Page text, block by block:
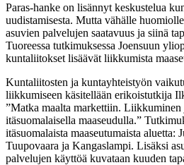
Paras-hanke on lisännyt keskustelua
uudistamisesta. Mutta vähälle
asuvien palvelujen saatavuus ja siinä
Tuoreessa tutkimuksessa Joensuun
kuntaliitokset lisäävät liikkumista
Kuntaliitosten ja kuntayhteistyön
liikkumiseen käsitellään erikoistutkija
”Matka maalta markettiin. Liikkuminen
itäsuomalaisella maaseudulla.”
itäsuomalaista maaseutumaista aluetta:
Tuupovaara ja Kangaslampi. Lisäksi
palvelujen käyttöä kuvataan kuuden